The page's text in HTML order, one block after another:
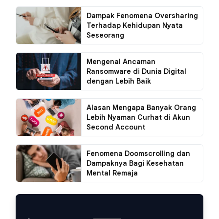
Dampak Fenomena Oversharing
Terhadap Kehidupan Nyata
Seseorang
Mengenal Ancaman
Ransomware di Dunia Digital
dengan Lebih Baik
Alasan Mengapa Banyak Orang
Lebih Nyaman Curhat di Akun
Second Account
Fenomena Doomscrolling dan
Dampaknya Bagi Kesehatan
Mental Remaja